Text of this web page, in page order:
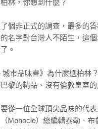
栽
，你想到什麼？
非正式的調查，最多的答
名字對台灣人不陌生，這
。
品味書》為什麼選柏林？
黎的精品、沒有倫敦皇室
一位全球頂尖品味的代表
（Monocle）總編輯泰勒．